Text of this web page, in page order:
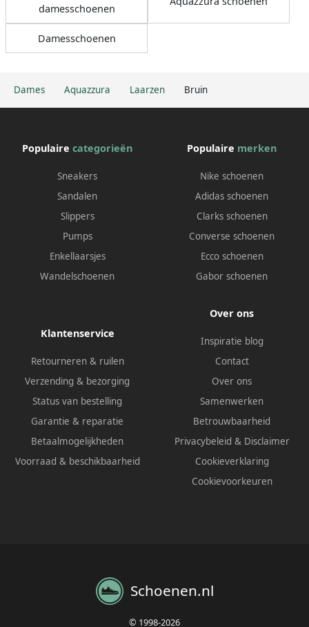
Dames Aquazzura Laarzen Bruin
damesschoenen
Damesschoenen
Populaire categorieën
Sneakers
Sandalen
Slippers
Pumps
Enkellaarsjes
Wandelschoenen
Populaire merken
Nike schoenen
Adidas schoenen
Clarks schoenen
Converse schoenen
Ecco schoenen
Gabor schoenen
Klantenservice
Retourneren & ruilen
Verzending & bezorging
Status van bestelling
Garantie & reparatie
Betaalmogelijkheden
Voorraad & beschikbaarheid
Over ons
Inspiratie blog
Contact
Over ons
Samenwerken
Betrouwbaarheid
Privacybeleid & Disclaimer
Cookieverklaring
Cookievoorkeuren
Schoenen.nl
© 1998-2026